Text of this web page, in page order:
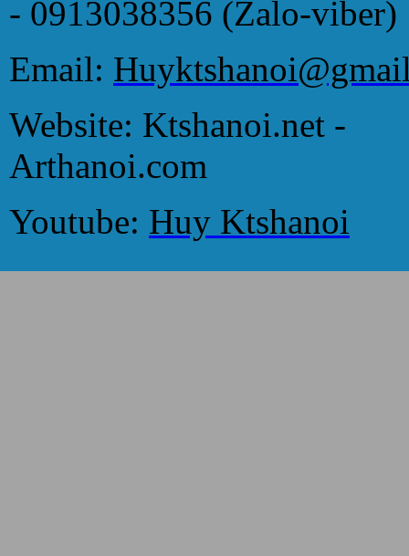
- 0913038356 (Zalo-viber)
Email:
Website: Ktshanoi.net -
Arthanoi.com
Youtube: Huy Ktshanoi